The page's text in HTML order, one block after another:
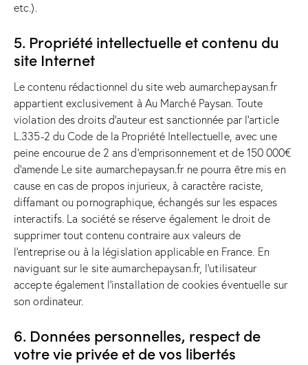
etc.).
5. Propriété intellectuelle et contenu du
site Internet
Le contenu rédactionnel du site web aumarchepaysan.fr
appartient exclusivement à Au Marché Paysan. Toute
violation des droits d’auteur est sanctionnée par l’article
L.335-2 du Code de la Propriété Intellectuelle, avec une
peine encourue de 2 ans d’emprisonnement et de 150 000€
d’amende Le site aumarchepaysan.fr ne pourra être mis en
cause en cas de propos injurieux, à caractère raciste,
diffamant ou pornographique, échangés sur les espaces
interactifs. La société se réserve également le droit de
supprimer tout contenu contraire aux valeurs de
l’entreprise ou à la législation applicable en France. En
naviguant sur le site aumarchepaysan.fr, l’utilisateur
accepte également l’installation de cookies éventuelle sur
son ordinateur.
6. Données personnelles, respect de
votre vie privée et de vos libertés